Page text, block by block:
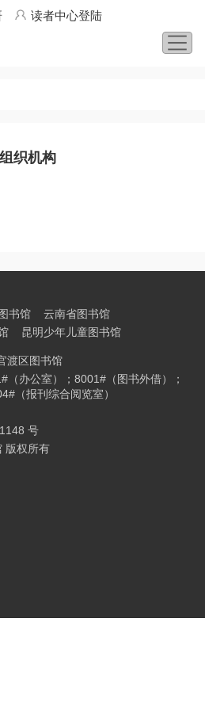
to navigation
读者中心登陆
组织机构
书馆
云南省图书馆
昆明少年儿童图书馆
渡区图书馆
办公室）；8001#（图书外借）；
（报刊综合阅览室）
号
版权所有